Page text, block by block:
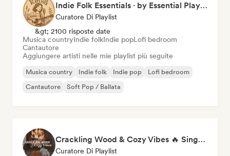
Indie Folk Essentials · by Essential Playlists
Curatore Di Playlist
&gt; 2100 risposte date
Musica countryIndie folkIndie popLofi bedroom
Cantautore
Aggiungere artisti nelle mie playlist più seguite
Musica country Indie folk Indie pop
Lofi bedroom
Cantautore
Soft Pop / Ballata
Crackling Wood & Cozy Vibes 🔥 Singer-Songwriter, Dream Pop & Bedroom Pop
Curatore Di Playlist